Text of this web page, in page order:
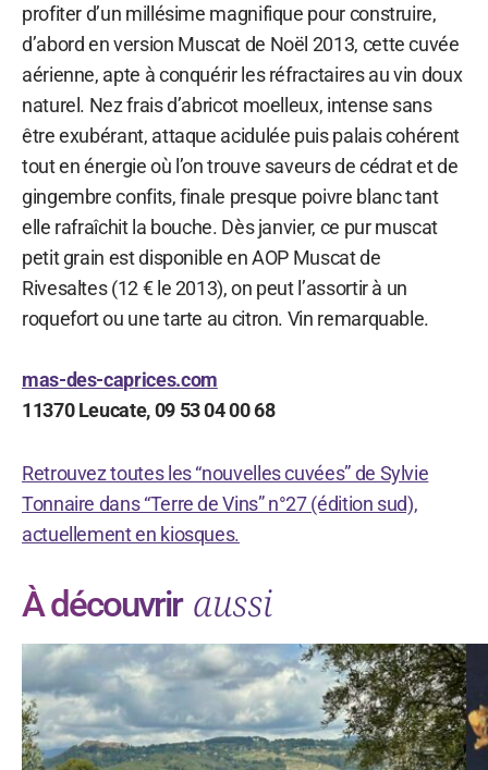
profiter d’un millésime magnifique pour construire,
d’abord en version Muscat de Noël 2013, cette cuvée
aérienne, apte à conquérir les réfractaires au vin doux
naturel. Nez frais d’abricot moelleux, intense sans
être exubérant, attaque acidulée puis palais cohérent
tout en énergie où l’on trouve saveurs de cédrat et de
gingembre confits, finale presque poivre blanc tant
elle rafraîchit la bouche. Dès janvier, ce pur muscat
petit grain est disponible en AOP Muscat de
Rivesaltes (12 € le 2013), on peut l’assortir à un
roquefort ou une tarte au citron. Vin remarquable.
mas-des-caprices.com
11370 Leucate, 09 53 04 00 68
Retrouvez toutes les “nouvelles cuvées” de Sylvie
Tonnaire dans “Terre de Vins” n°27 (édition sud),
actuellement en kiosques.
À découvrir aussi